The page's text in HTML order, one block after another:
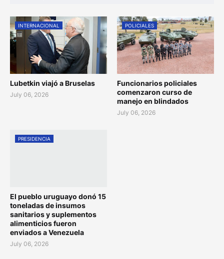
INTERNACIONAL
Lubetkin viajó a Bruselas
July 06, 2026
POLICIALES
Funcionarios policiales
comenzaron curso de
manejo en blindados
July 06, 2026
PRESIDENCIA
El pueblo uruguayo donó 15
toneladas de insumos
sanitarios y suplementos
alimenticios fueron
enviados a Venezuela
July 06, 2026